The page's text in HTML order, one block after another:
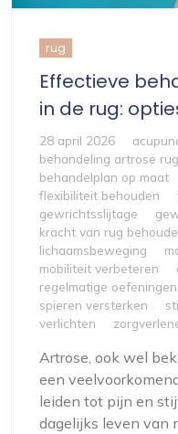
rug
Effectieve
in de rug:
28 april 2026
behandeling artrose rug
behandelplan op maat
flexibiliteit behouden
gewrichtsslijtage
kracht van rug
lichaamsbeweging
mobiliteit verbeteren
regelmatige
spieren versterken
verlichten
Artrose, ook wel
een
leiden tot pijn en
dagelijks leven van